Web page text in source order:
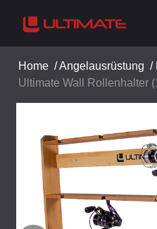
Home /Angelausrüstung /
Ultimate Wall Rollenhalter